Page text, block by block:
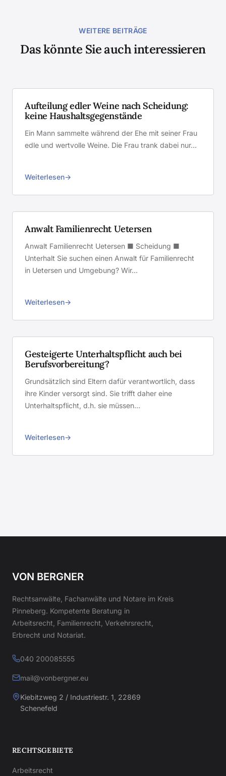
WEITERE BEITRÄGE
Das könnte Sie auch interessieren
Aufteilung edler Weine nach Scheidung:
keine Haushaltsgegenstände
Ein Mann sammelte während der Ehe mit seiner Frau
edle und wertvolle Weine. Die Frau trank dabei nur…
Weiterlesen
Anwalt Familienrecht Uetersen
Anwalt Familienrecht Uetersen ■ Scheidung ■
Unterhalt Sie suchen einen Anwalt für Familienrecht
in Uetersen und Umgebung? Wir…
Weiterlesen
Gesteigerte Unterhaltspflicht auch bei
Berufsvorbereitung?
Grundsätzlich sind Eltern dafür verantwortlich, dass
ihre Kinder versorgt sind. Sie trifft daher eine
Unterhaltspflicht, d.h. sie müssen…
Weiterlesen
VON BERGNER
Rechtsanwälte, Fachanwälte und Notare im Kreis
Pinneberg. Kompetente Beratung in
Arbeitsrecht, Familienrecht, Verkehrsrecht,
Erbrecht und Notariat.
040 200085555
mail@vonbergner.eu
Kiebitzweg 2 / Industriestr. 1, 22869
Schenefeld
RECHTSGEBIETE
Arbeitsrecht